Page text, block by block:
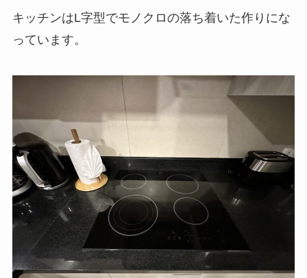
キッチンはL字型でモノクロの落ち着いた作りにな
っています。